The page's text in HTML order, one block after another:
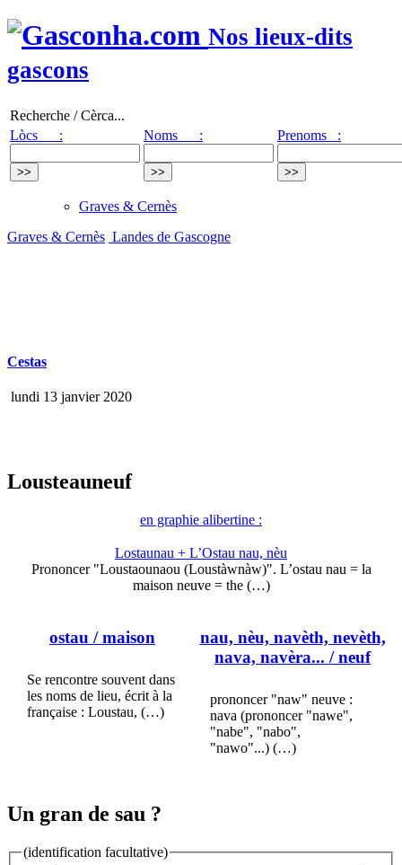
Nos lieux-dits
gascons
Recherche / Cèrca...
Lòcs :
Noms : Prenoms :
Graves & Cernès
Graves & Cernès Landes de Gascogne
Cestas
lundi 13 janvier 2020
Lousteauneuf
en graphie alibertine :
Lostaunau + L’Ostau nau, nèu
Prononcer "Loustaounaou (Loustàwnàw)". L’ostau nau = la
maison neuve = the (…)
ostau / maison
Se rencontre souvent dans
les noms de lieu, écrit à la
française : Loustau, (…)
nau, nèu, navèth, nevèth,
nava, navèra... / neuf
prononcer "naw" neuve :
nava (prononcer "nawe",
"nabe", "nabo",
"nawo"...) (…)
Un gran de sau ?
(identification facultative)